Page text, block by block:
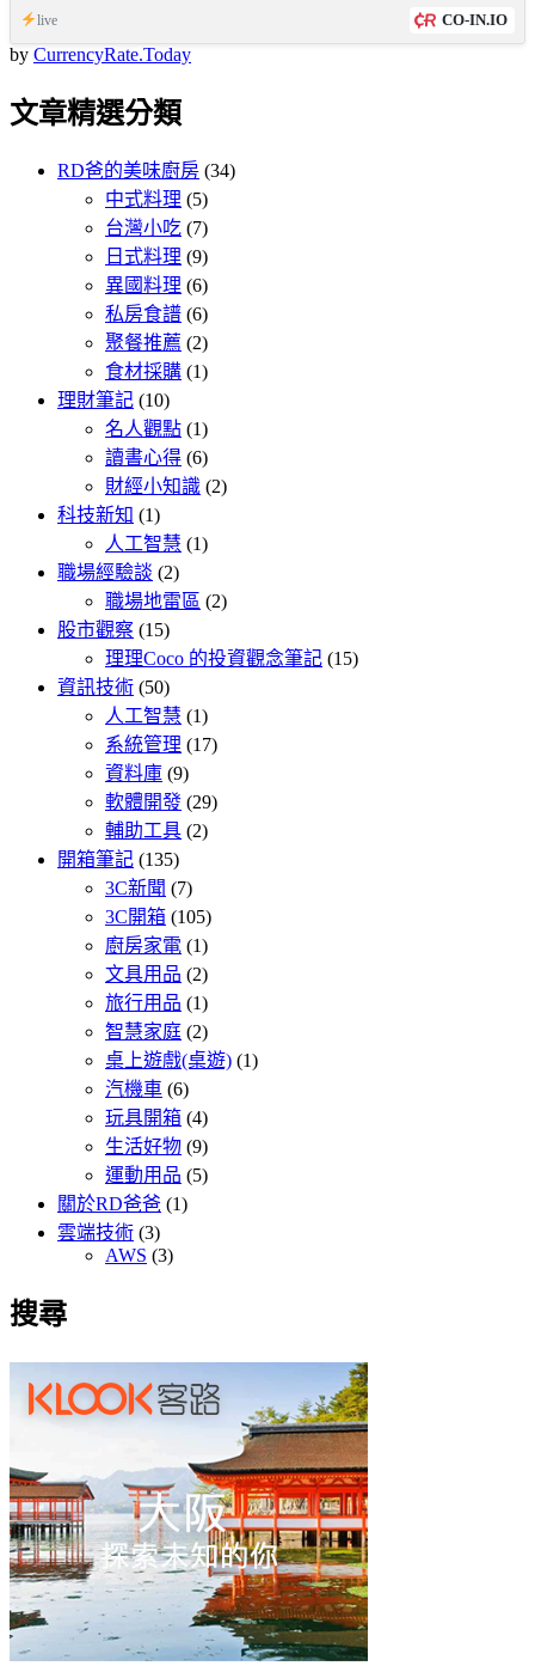
live CO-IN.IO
by CurrencyRate.Today
文章精選分類
RD爸的美味廚房 (34)
中式料理 (5)
台灣小吃 (7)
日式料理 (9)
異國料理 (6)
私房食譜 (6)
聚餐推薦 (2)
食材採購 (1)
理財筆記 (10)
名人觀點 (1)
讀書心得 (6)
財經小知識 (2)
科技新知 (1)
人工智慧 (1)
職場經驗談 (2)
職場地雷區 (2)
股市觀察 (15)
理理Coco 的投資觀念筆記 (15)
資訊技術 (50)
人工智慧 (1)
系統管理 (17)
資料庫 (9)
軟體開發 (29)
輔助工具 (2)
開箱筆記 (135)
3C新聞 (7)
3C開箱 (105)
廚房家電 (1)
文具用品 (2)
旅行用品 (1)
智慧家庭 (2)
桌上遊戲(桌遊) (1)
汽機車 (6)
玩具開箱 (4)
生活好物 (9)
運動用品 (5)
關於RD爸爸 (1)
雲端技術 (3)
AWS (3)
搜尋